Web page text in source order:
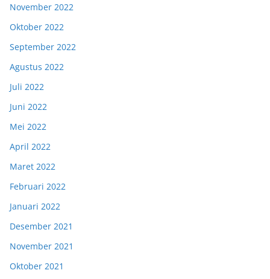
November 2022
Oktober 2022
September 2022
Agustus 2022
Juli 2022
Juni 2022
Mei 2022
April 2022
Maret 2022
Februari 2022
Januari 2022
Desember 2021
November 2021
Oktober 2021